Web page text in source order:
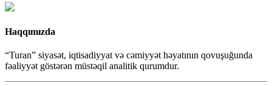
Haqqımızda
“Turan” siyasət, iqtisadiyyat və cəmiyyət həyatının qovuşuğunda
fəaliyyət göstərən müstəqil analitik qurumdur.